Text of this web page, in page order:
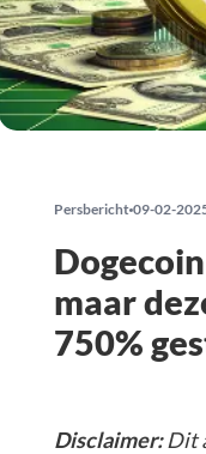
Persbericht 09-02-
maar
750%
Disclaimer:Dit